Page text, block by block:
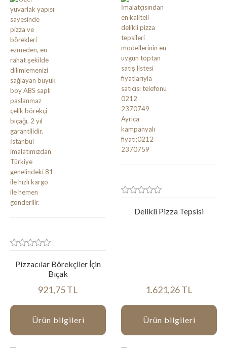
Pizzacılar Börekçiler İçin
Bıçak
921,75 TL
Ürün bilgileri
Delikli Pizza Tepsisi
1.621,26 TL
Ürün bilgileri